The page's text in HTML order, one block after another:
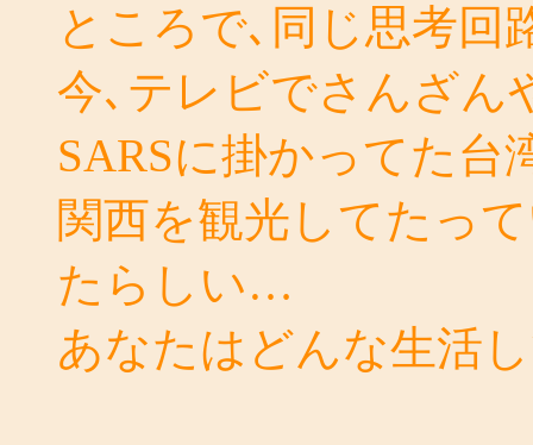
ところで､同じ思考回
今､テレビでさんざん
SARSに掛かってた台
関西を観光してたっ
たらしい…
あなたはどんな生活